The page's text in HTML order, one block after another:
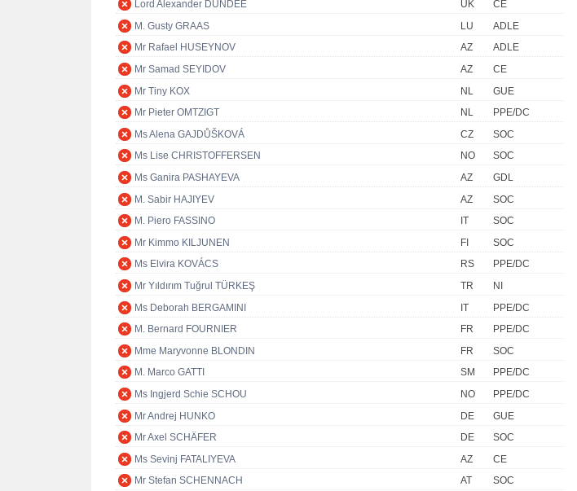
Lord Alexander DUNDEE
UK
CE
M. Gusty GRAAS
LU
ADLE
Mr Rafael HUSEYNOV
AZ
ADLE
Mr Samad SEYIDOV
AZ
CE
Mr Tiny KOX
NL
GUE
Mr Pieter OMTZIGT
NL
PPE/DC
Ms Alena GAJDŮŠKOVÁ
CZ
SOC
Ms Lise CHRISTOFFERSEN
NO
SOC
Ms Ganira PASHAYEVA
AZ
GDL
M. Sabir HAJIYEV
AZ
SOC
M. Piero FASSINO
IT
SOC
Mr Kimmo KILJUNEN
FI
SOC
Ms Elvira KOVÁCS
RS
PPE/DC
Mr Yıldırım Tuğrul TÜRKEŞ
TR
NI
Ms Deborah BERGAMINI
IT
PPE/DC
M. Bernard FOURNIER
FR
PPE/DC
Mme Maryvonne BLONDIN
FR
SOC
M. Marco GATTI
SM
PPE/DC
Ms Ingjerd Schie SCHOU
NO
PPE/DC
Mr Andrej HUNKO
DE
GUE
Mr Axel SCHÄFER
DE
SOC
Ms Sevinj FATALIYEVA
AZ
CE
Mr Stefan SCHENNACH
AT
SOC